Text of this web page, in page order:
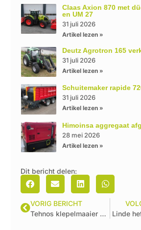
Claas Axion 870 met
en UM 27
31 juli 2026
Artikel lezen »
Deutz Agrotron 165
31 juli 2026
Artikel lezen »
Schuitemaker rapide
31 juli 2026
Artikel lezen »
Himoinsa aggregaat
28 mei 2026
Artikel lezen »
Dit bericht delen:
VORIG BERICHT
Tehnos klepelmaaier afgeleverd
Linde